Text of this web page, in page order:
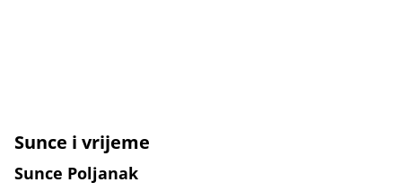
Sunce i vrijeme
Sunce Poljanak